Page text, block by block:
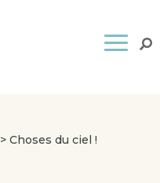
Choses du ciel !